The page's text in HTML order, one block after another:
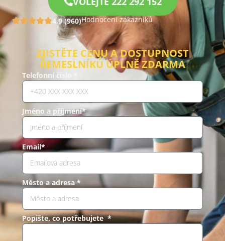
4.9 (960)Hodnocení zákazníků
ZJISTĚTE CENU A DOSTUPNOST
ŘEMESLNÍKŮ ÚPLNĚ ZDARMA
Telefonní číslo *
Jméno a příjmení*
Email*
Město a adresa *
Popište, co potřebujete *